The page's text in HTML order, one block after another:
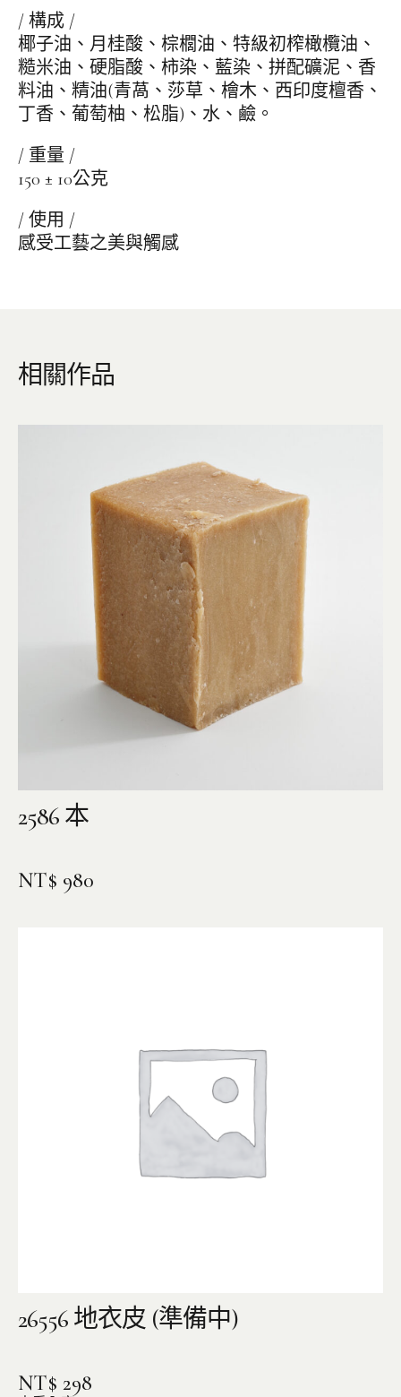
/ 構成 /
椰子油、月桂酸、棕櫚油、特級初榨橄欖油、
糙米油、硬脂酸、柿染、藍染、拼配礦泥、香
料油、精油(青萵、莎草、檜木、西印度檀香、
丁香、葡萄柚、松脂)、水、鹼。
/ 重量 /
150 ± 10公克
/ 使用 /
感受工藝之美與觸感
相關作品
2586 本
NT$ 980
26556 地衣皮 (準備中)
NT$ 298